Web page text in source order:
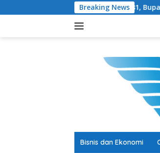
ke
Breaking News
HUT RI ke-81, Bupati dan Wakil
Bisnis dan Ekonomi